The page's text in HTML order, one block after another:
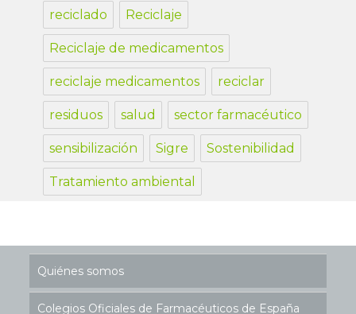
reciclado Reciclaje
Reciclaje de medicamentos
reciclaje medicamentos reciclar
residuos salud sector farmacéutico
sensibilización Sigre Sostenibilidad
Tratamiento ambiental
Quiénes somos
Colegios Oficiales de Farmacéuticos de España